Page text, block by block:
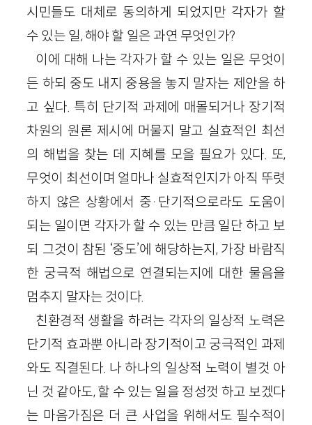
시민들도 대체로 동의하게 되었지만 각자가 할
수 있는 일, 해야 할 일은 과연 무엇인가?
이에 대해 나는 각자가 할 수 있는 일은 무엇이
든 하되 중도 내지 중용을 놓지 말자는 제안을 하
고 싶다. 특히 단기적 과제에 매몰되거나 장기적
차원의 원론 제시에 머물지 말고 실효적인 최선
의 해법을 찾는 데 지혜를 모을 필요가 있다. 또,
무엇이 최선이며 얼마나 실효적인지가 아직 뚜렷
하지 않은 상황에서 중·단기적으로라도 도움이
되는 일이면 각자가 할 수 있는 만큼 일단 하고 보
되 그것이 참된 ‘중도’에 해당하는지, 가장 바람직
한 궁극적 해법으로 연결되는지에 대한 물음을
멈추지 말자는 것이다.
친환경적 생활을 하려는 각자의 일상적 노력은
단기적 효과뿐 아니라 장기적이고 궁극적인 과제
와도 직결된다. 나 하나의 일상적 노력이 별것 아
닌 것 같아도, 할 수 있는 일을 정성껏 하고 보겠다
는 마음가짐은 더 큰 사업을 위해서도 필수적이